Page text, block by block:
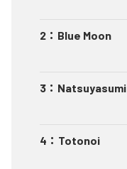
2 ： Blue Moon
3 ： Natsuyasumi
4 ： Totonoi